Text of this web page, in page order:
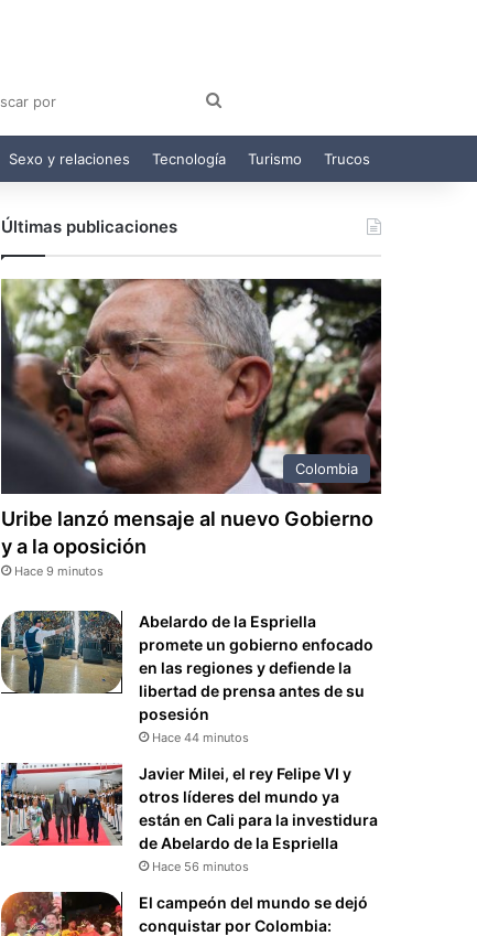
por
Sexo y relaciones Tecnología Turismo Trucos
Últimas publicaciones
Colombia
Uribe lanzó mensaje al nuevo Gobierno
y a la oposición
Hace 9 minutos
Abelardo de la Espriella
promete un gobierno enfocado
en las regiones y defiende la
libertad de prensa antes de su
posesión
Hace 44 minutos
Javier Milei, el rey Felipe VI y
otros líderes del mundo ya
están en Cali para la investidura
de Abelardo de la Espriella
Hace 56 minutos
El campeón del mundo se dejó
conquistar por Colombia: